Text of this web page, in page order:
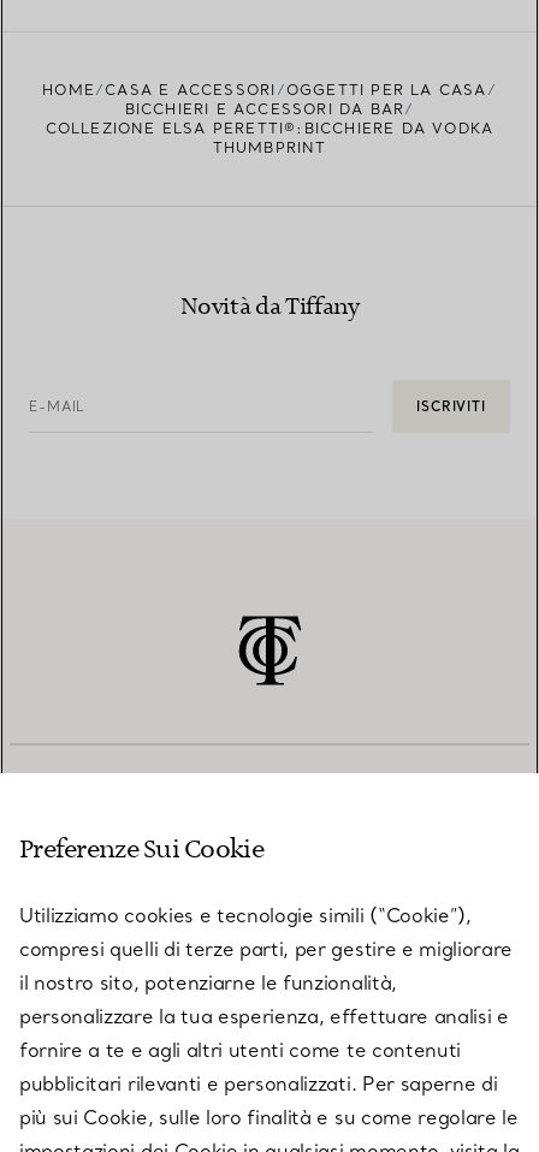
HOME CASA E ACCESSORI
OGGETTI PER LA CASA
BICCHIERI E ACCESSORI DA BAR
COLLEZIONE ELSA PERETTI®:BICCHIERE DA VODKA
THUMBPRINT
Novità da Tiffany
E-MAIL ISCRIVITI
SU TIFFANY & CO.
LEGALE
Preferenze Sui Cookie
Utilizziamo cookies e tecnologie simili (“Cookie”),
compresi quelli di terze parti, per gestire e migliorare
il nostro sito, potenziarne le funzionalità,
personalizzare la tua esperienza, effettuare analisi e
fornire a te e agli altri utenti come te contenuti
pubblicitari rilevanti e personalizzati. Per saperne di
più sui Cookie, sulle loro finalità e su come regolare le